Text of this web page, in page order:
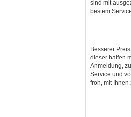
sind mit
bestem
Besserer
dieser halfen
Anmeldung,
Service und
froh, mit Ihnen